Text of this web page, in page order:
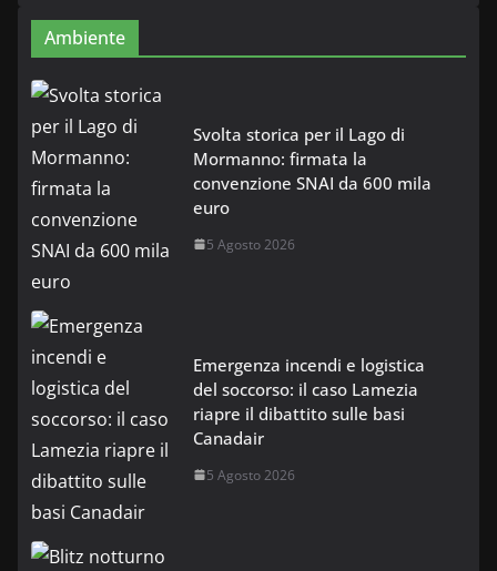
Ambiente
Svolta storica per il Lago di
Mormanno: firmata la
convenzione SNAI da 600 mila
euro
5 Agosto 2026
Emergenza incendi e logistica
del soccorso: il caso Lamezia
riapre il dibattito sulle basi
Canadair
5 Agosto 2026